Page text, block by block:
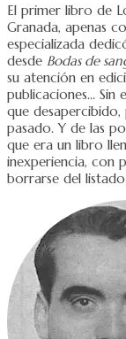
El primer libro de
Granada, apenas
especializada
desde Bodas de
su atención en
publicaciones… Sin
que
pasado. Y de las
que era un libro
inexperiencia, con
borrarse del